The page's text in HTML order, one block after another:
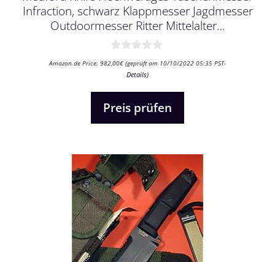
Infraction, schwarz Klappmesser Jagdmesser
Outdoormesser Ritter Mittelalter…
0
v
Amazon.de Price: 982,00€ (geprüft am 10/10/2022 05:35 PST-
Details)
Preis prüfen